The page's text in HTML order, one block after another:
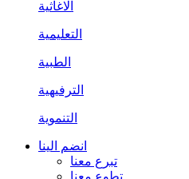
الاغاثية
التعليمية
الطبية
الترفيهية
التنموية
انضم الينا
تبرع معنا
تطوع معنا